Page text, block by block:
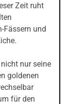
Zeit ruht
Fässern und
nur seine
goldenen
für den